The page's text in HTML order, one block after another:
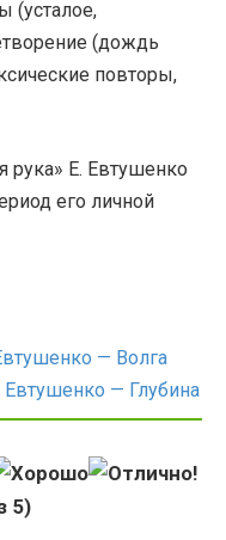
(усталое,
(дождь
повторы,
рука» Е. Евтушенко
его личной
— Волга
Евтушенко — Глубина
5)